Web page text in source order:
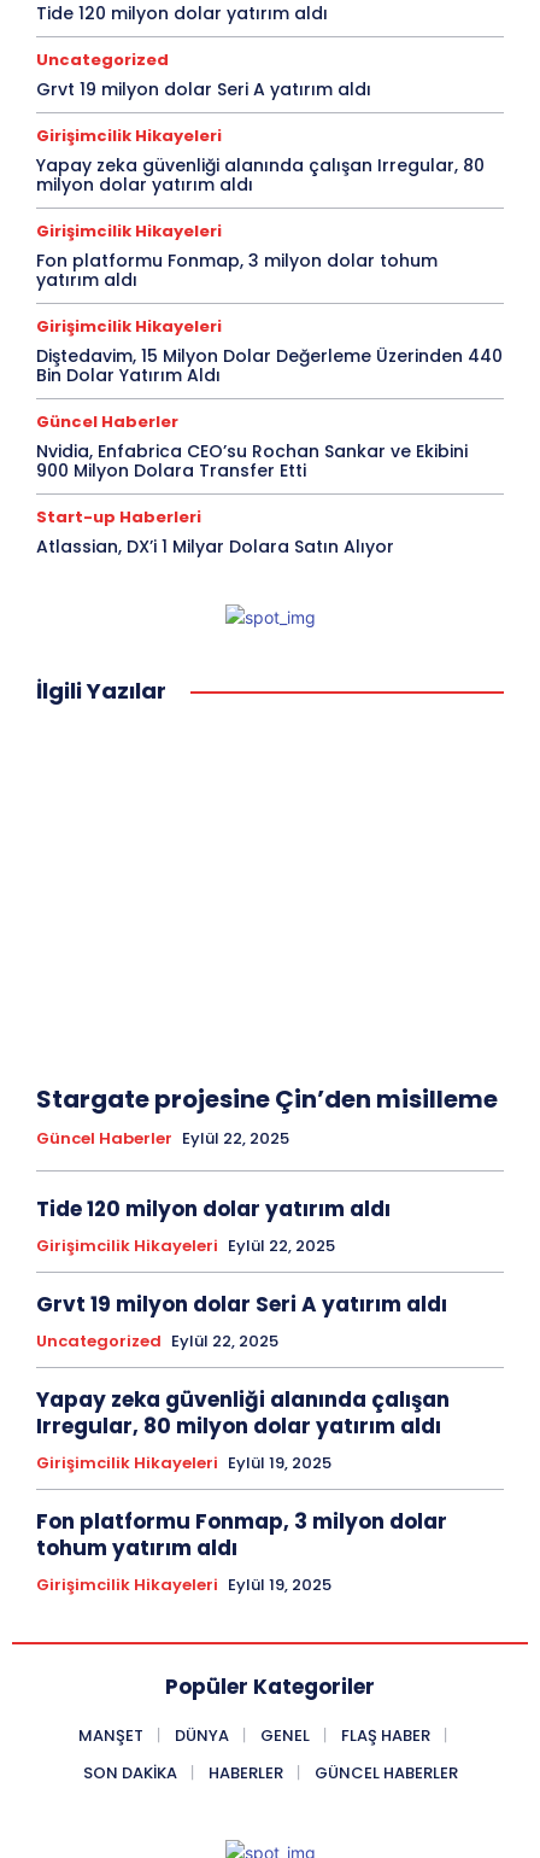
Tide 120 milyon dolar yatırım aldı
Uncategorized
Grvt 19 milyon dolar Seri A yatırım aldı
Girişimcilik Hikayeleri
Yapay zeka güvenliği alanında çalışan Irregular, 80
milyon dolar yatırım aldı
Girişimcilik Hikayeleri
Fon platformu Fonmap, 3 milyon dolar tohum
yatırım aldı
Girişimcilik Hikayeleri
Diştedavim, 15 Milyon Dolar Değerleme Üzerinden 440
Bin Dolar Yatırım Aldı
Güncel Haberler
Nvidia, Enfabrica CEO’su Rochan Sankar ve Ekibini
900 Milyon Dolara Transfer Etti
Start-up Haberleri
Atlassian, DX’i 1 Milyar Dolara Satın Alıyor
İlgili Yazılar
Stargate projesine Çin’den misilleme
Güncel Haberler Eylül 22, 2025
Tide 120 milyon dolar yatırım aldı
Girişimcilik Hikayeleri Eylül 22, 2025
Grvt 19 milyon dolar Seri A yatırım aldı
Uncategorized Eylül 22, 2025
Yapay zeka güvenliği alanında çalışan
Irregular, 80 milyon dolar yatırım aldı
Girişimcilik Hikayeleri Eylül 19, 2025
Fon platformu Fonmap, 3 milyon dolar
tohum yatırım aldı
Girişimcilik Hikayeleri Eylül 19, 2025
Popüler Kategoriler
MANŞET DÜNYA GENEL
FLAŞ HABER
SON DAKIKA
HABERLER GÜNCEL HABERLER